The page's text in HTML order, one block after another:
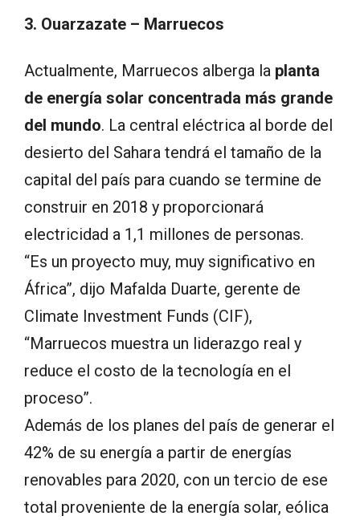
3. Ouarzazate – Marruecos
Actualmente, Marruecos alberga la planta
de energía solar concentrada más grande
del mundo. La central eléctrica al borde del
desierto del Sahara tendrá el tamaño de la
capital del país para cuando se termine de
construir en 2018 y proporcionará
electricidad a 1,1 millones de personas.
“Es un proyecto muy, muy significativo en
África”, dijo Mafalda Duarte, gerente de
Climate Investment Funds (CIF),
“Marruecos muestra un liderazgo real y
reduce el costo de la tecnología en el
proceso”.
Además de los planes del país de generar el
42% de su energía a partir de energías
renovables para 2020, con un tercio de ese
total proveniente de la energía solar, eólica